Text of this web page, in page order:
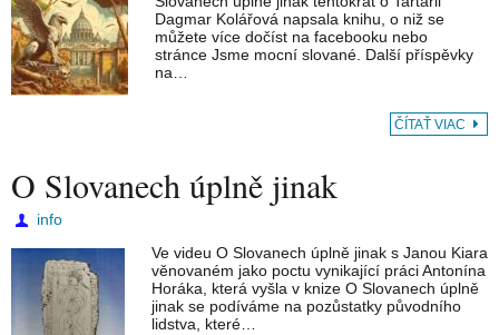
Dagmar Kolářová napsala knihu, o niž se
můžete více dočíst na facebooku nebo
stránce Jsme mocní slované. Další příspěvky
na…
ČÍTAŤ VIAC
O Slovanech úplně jinak
info
Ve videu O Slovanech úplně jinak s Janou Kiara
věnovaném jako poctu vynikající práci Antonína
Horáka, která vyšla v knize O Slovanech úplně
jinak se podíváme na pozůstatky původního
lidstva, které…